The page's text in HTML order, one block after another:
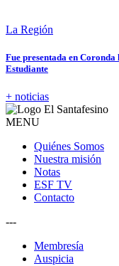
La Región
Fue presentada en
Estudiante
+ noticias
MENU
Quiénes Somos
Nuestra misión
Notas
ESF TV
Contacto
---
Membresía
Auspicia